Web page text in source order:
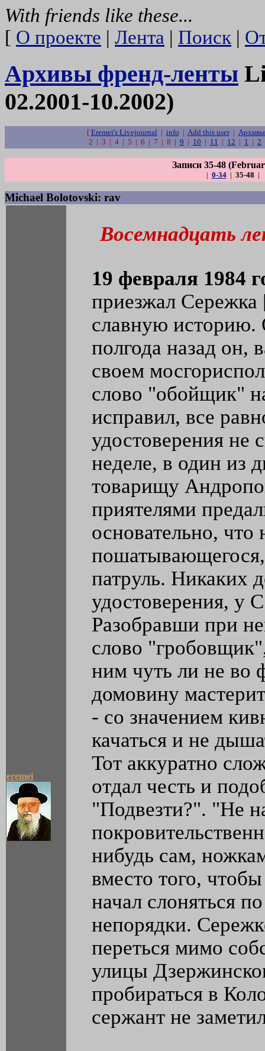
With friends like these...
[ О проекте | Лента | Поиск |
Архивы френд-ленты
02.2001-10.2002)
[ Eremei's Livejournal | info | Add this user|
2 | 3 | 4 | 5 | 6 | 7 | 8 | 9 | 10 | 11 | 12 | 1 | 2
Записи 35-48
| 0-34| 35-48 |
Michael Bolotovski: rav
eremei
Восемнадцать
19 февраля 1984
приезжал Сережка
славную историю.
полгода назад он,
своем
слово "обойщик"
исправил, все
удостоверения
неделе, в один из
товарищу
приятелями
основательно, что
патруль. Никаких
удостоверения, у
Разобравши при
слово
ним чуть ли не во
домовину
- со значением
качаться и не
Тот аккуратно
отдал честь и
"Подвезти?". "Не
нибудь сам,
вместо того,
начал слоняться
непорядки.
переться мимо
улицы
пробираться в
сержант не